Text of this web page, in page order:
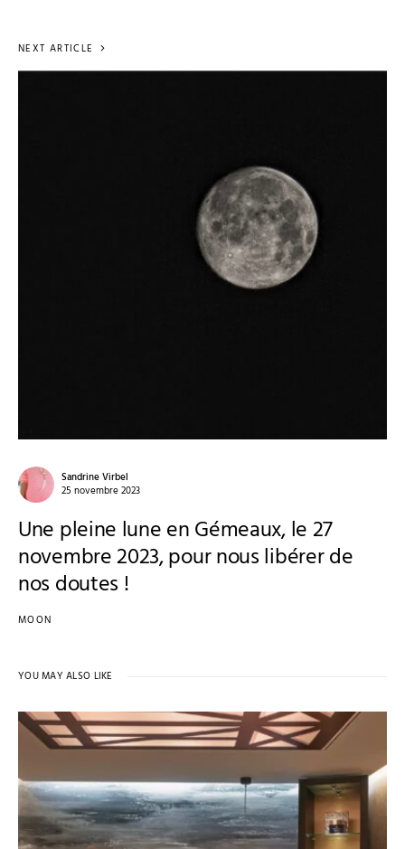
NEXT ARTICLE
Sandrine Virbel
25 novembre 2023
Une pleine lune en Gémeaux, le 27
novembre 2023, pour nous libérer de
nos doutes !
MOON
YOU MAY ALSO LIKE